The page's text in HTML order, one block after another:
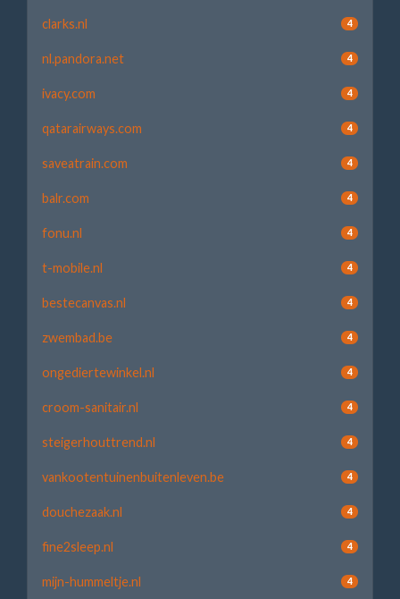
clarks.nl 4
nl.pandora.net 4
ivacy.com 4
qatarairways.com 4
saveatrain.com 4
balr.com 4
fonu.nl 4
t-mobile.nl 4
bestecanvas.nl 4
zwembad.be 4
ongediertewinkel.nl 4
croom-sanitair.nl 4
steigerhouttrend.nl 4
vankootentuinenbuitenleven.be 4
douchezaak.nl 4
fine2sleep.nl 4
mijn-hummeltje.nl 4